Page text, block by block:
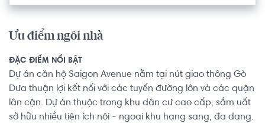
Ưu điểm ngôi nhà
ĐẶC ĐIỂM NỔI BẬT
Dự án căn hộ Saigon Avenue nằm tại nút giao thông Gò
Dưa thuận lợi kết nối với các tuyến đường lớn và các quận
lân cận. Dự án thuộc trong khu dân cư cao cấp, sầm uất
sở hữu nhiều tiện ích nội - ngoại khu hạng sang, đa dạng.